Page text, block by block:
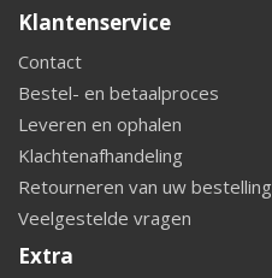
Klantenservice
Contact
Bestel- en betaalproces
Leveren en ophalen
Klachtenafhandeling
Retourneren van uw bestelling
Veelgestelde vragen
Extra